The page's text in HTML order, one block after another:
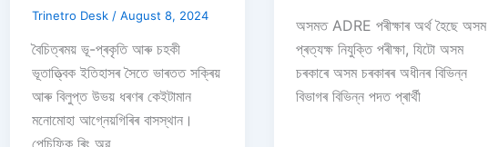
Trinetro Desk / August 8, 2024
বৈচিত্ৰময় ভূ-প্ৰকৃতি আৰু চহকী
ভূতাত্ত্বিক ইতিহাসৰ সৈতে ভাৰতত সক্ৰিয়
আৰু বিলুপ্ত উভয় ধৰণৰ কেইটামান
মনোমোহা আগ্নেয়গিৰিৰ বাসস্থান।
অসমত ADRE পৰীক্ষাৰ অৰ্থ হৈছে অসম
প্ৰত্যক্ষ নিযুক্তি পৰীক্ষা, যিটো অসম
চৰকাৰে অসম চৰকাৰৰ অধীনৰ বিভিন্ন
বিভাগৰ বিভিন্ন পদত প্ৰাৰ্থী